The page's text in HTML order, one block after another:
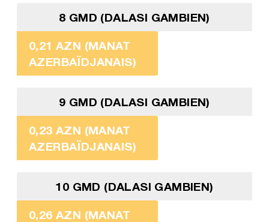
8 GMD (DALASI GAMBIEN)
0,21 AZN (MANAT
AZERBAÏDJANAIS)
9 GMD (DALASI GAMBIEN)
0,23 AZN (MANAT
AZERBAÏDJANAIS)
10 GMD (DALASI GAMBIEN)
0,26 AZN (MANAT